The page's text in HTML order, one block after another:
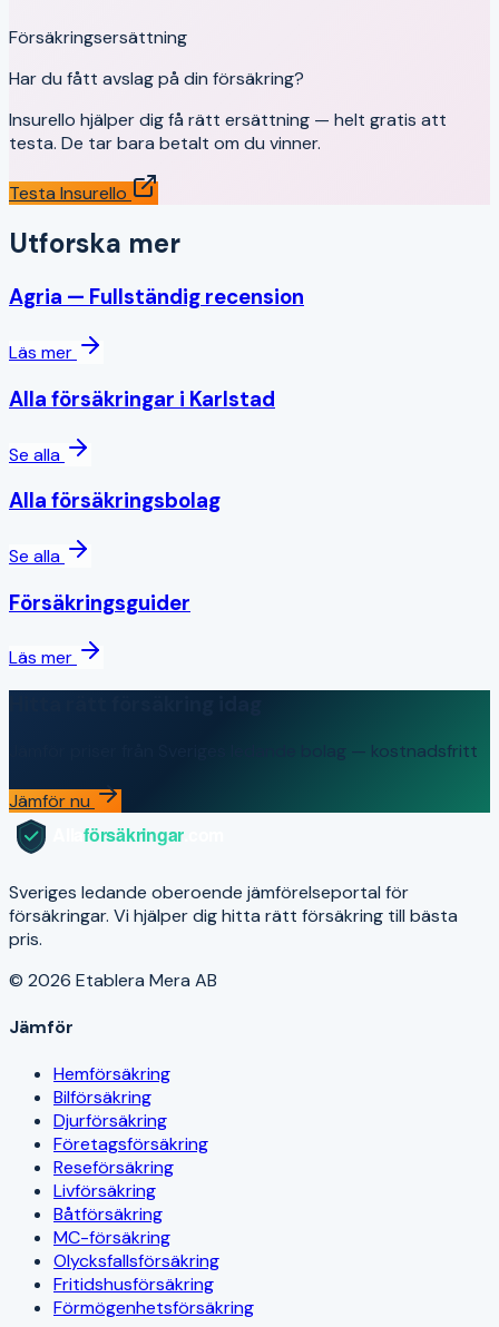
Försäkringsersättning
Har du fått avslag på din försäkring?
Insurello hjälper dig få rätt ersättning — helt gratis att
testa. De tar bara betalt om du vinner.
Testa Insurello
Utforska mer
Agria — Fullständig recension
Läs mer
Alla försäkringar i Karlstad
Se alla
Alla försäkringsbolag
Se alla
Försäkringsguider
Läs mer
Jämför priser från Sveriges ledande bolag — kostnadsfritt
Jämför nu
Sveriges ledande oberoende jämförelseportal för
försäkringar. Vi hjälper dig hitta rätt försäkring till bästa
pris.
© 2026 Etablera Mera AB
Jämför
Hemförsäkring
Bilförsäkring
Djurförsäkring
Företagsförsäkring
Reseförsäkring
Livförsäkring
Båtförsäkring
MC-försäkring
Olycksfallsförsäkring
Fritidshusförsäkring
Förmögenhetsförsäkring